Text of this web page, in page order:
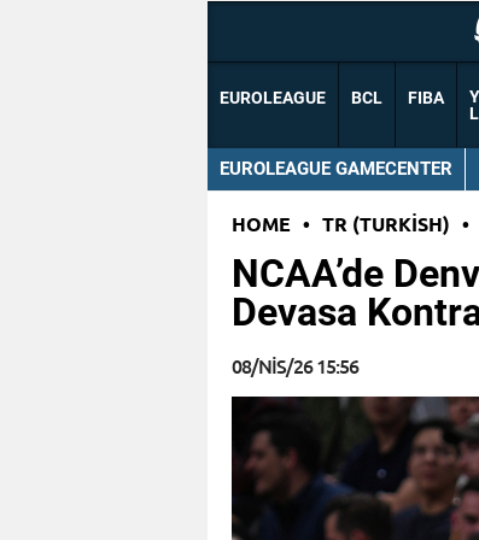
EUROLEAGUE BCL FIBA
EUROLEAGUE GAMECENTER
HOME • TR (TURKISH) •
NCAA’de
Devasa
08/NIS/26 15:56